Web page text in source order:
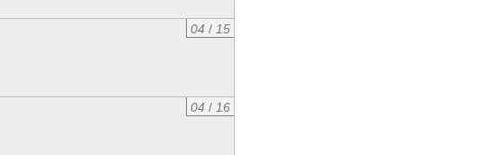
04 / 15
04 / 16